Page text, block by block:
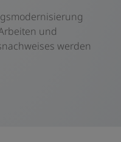
und
werden